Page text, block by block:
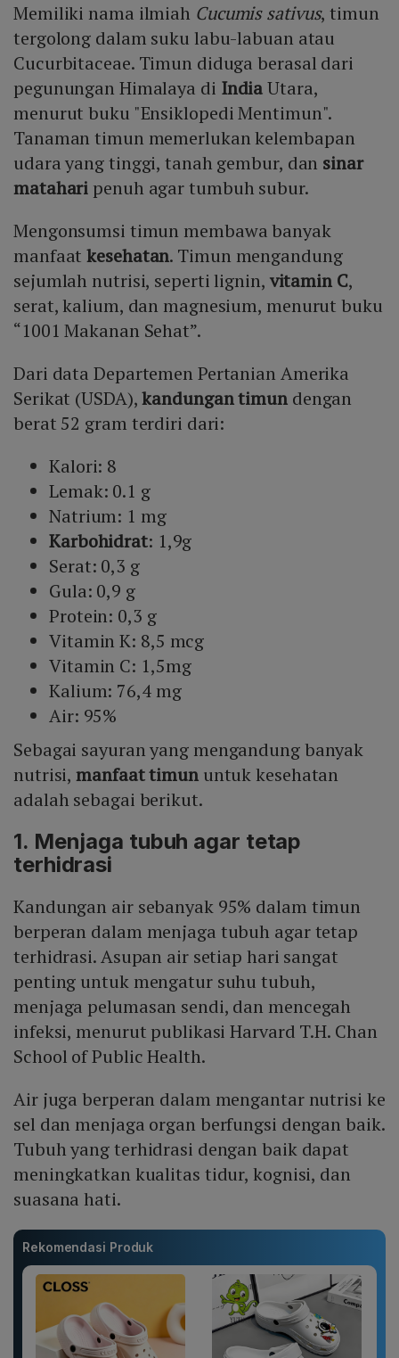
Memiliki nama ilmiah Cucumis sativus, timun
tergolong dalam suku labu-labuan atau
Cucurbitaceae. Timun diduga berasal dari
pegunungan Himalaya di IndiaUtara,
menurut buku "Ensiklopedi Mentimun".
Tanaman timun memerlukan kelembapan
udara yang tinggi, tanah gembur, dan sinar
matahari penuh agar tumbuh subur.
Mengonsumsi timun membawa banyak
manfaatkesehatan. Timun mengandung
sejumlah nutrisi, seperti lignin, vitamin C,
serat, kalium, dan magnesium, menurut buku
“1001 Makanan Sehat”.
Dari data Departemen Pertanian Amerika
Serikat (USDA),kandungan timundengan
berat 52 gram terdiri dari:
Kalori: 8
Lemak: 0.1 g
Natrium: 1 mg
Karbohidrat: 1,9g
Serat: 0,3 g
Gula: 0,9 g
Protein: 0,3 g​
Vitamin K: 8,5 mcg
Vitamin C: 1,5mg
Kalium: 76,4 mg
Air: 95%
Sebagai sayuran yang mengandung banyak
nutrisi,manfaat timununtuk kesehatan
adalah sebagai berikut.
1. Menjaga tubuh agar tetap
terhidrasi
Kandungan air sebanyak 95% dalam timun
berperan dalam menjaga tubuh agar tetap
terhidrasi. Asupan air setiap hari sangat
penting untuk mengatur suhu tubuh,
menjaga pelumasan sendi, dan mencegah
infeksi, menurut publikasi Harvard T.H. Chan
School of Public Health.
Air juga berperan dalam mengantar nutrisi ke
sel dan menjaga organ berfungsi dengan baik.
Tubuh yang terhidrasi dengan baik dapat
meningkatkan kualitas tidur, kognisi, dan
suasana hati.
Rekomendasi Produk